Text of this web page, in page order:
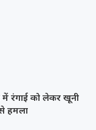
रंगाई को लेकर खूनी
हमला